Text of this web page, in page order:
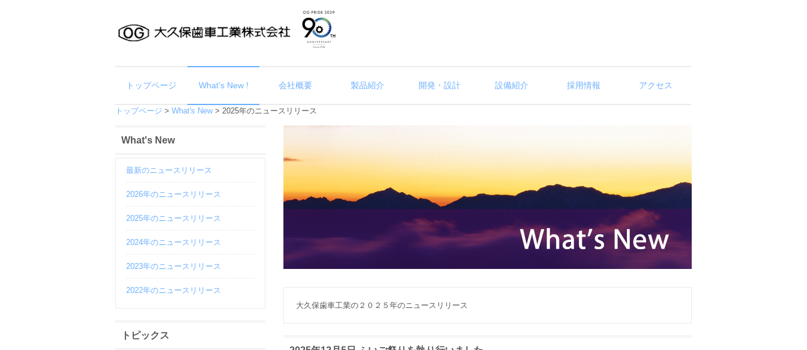
トップページ What's New ! 会社概要 製品紹介 開発・設計 設備紹介 採用情報 アクセス
トップページ > What's New> 2025年のニュースリリース
大久保歯車工業の２０２５年のニュースリリース
What's New
最新のニュースリリース
2026年のニュースリリース
2025年のニュースリリース
2024年のニュースリリース
2023年のニュースリリース
2022年のニュースリリース
トピックス